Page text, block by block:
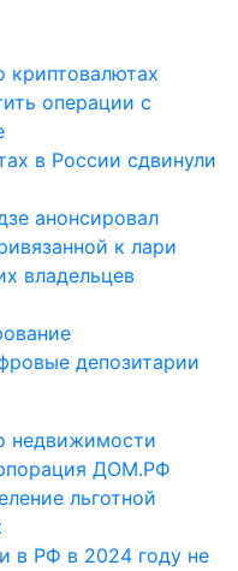
операции с
в России сдвинули
анонсировал
к лари
владельцев
депозитарии
ДОМ.РФ
льготной
в РФ в 2024 году не